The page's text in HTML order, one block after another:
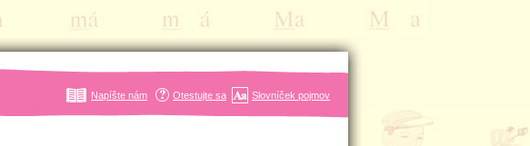
Napíšte nám Otestujte sa Slovníček pojmov